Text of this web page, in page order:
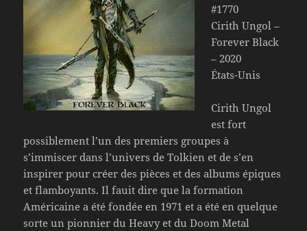
#1770
Cirith Ungol –
Forever Black
– 2020
États-Unis
Cirith Ungol
est fort
possiblement l’un des premiers groupes à
s’immiscer dans l’univers de Tolkien et de s’en
inspirer pour créer des pièces et des albums épiques
et flamboyants. Il fauit dire que la formation
Américaine a été fondée en 1971 et a été en quelque
sorte un pionnier du Heavy et du Doom Metal